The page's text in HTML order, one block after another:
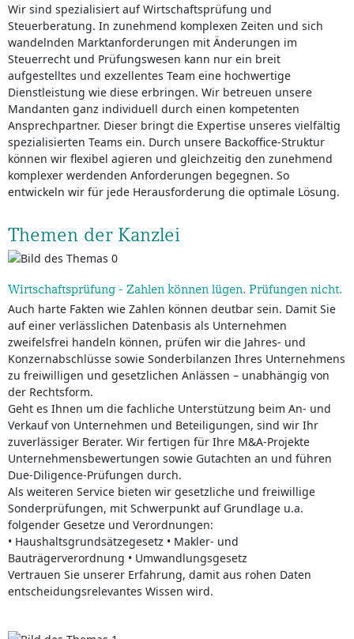
Wir sind spezialisiert auf Wirtschaftsprüfung und
Steuerberatung. In zunehmend komplexen Zeiten und sich
wandelnden Marktanforderungen mit Änderungen im
Steuerrecht und Prüfungswesen kann nur ein breit
aufgestelltes und exzellentes Team eine hochwertige
Dienstleistung wie diese erbringen. Wir betreuen unsere
Mandanten ganz individuell durch einen kompetenten
Ansprechpartner. Dieser bringt die Expertise unseres vielfältig
spezialisierten Teams ein. Durch unsere Backoffice-Struktur
können wir flexibel agieren und gleichzeitig den zunehmend
komplexer werdenden Anforderungen begegnen. So
entwickeln wir für jede Herausforderung die optimale Lösung.
Themen der Kanzlei
Wirtschaftsprüfung - Zahlen können lügen. Prüfungen nicht.
Auch harte Fakten wie Zahlen können deutbar sein. Damit Sie
auf einer verlässlichen Datenbasis als Unternehmen
zweifelsfrei handeln können, prüfen wir die Jahres- und
Konzernabschlüsse sowie Sonderbilanzen Ihres Unternehmens
zu freiwilligen und gesetzlichen Anlässen – unabhängig von
der Rechtsform.
Geht es Ihnen um die fachliche Unterstützung beim An- und
Verkauf von Unternehmen und Beteiligungen, sind wir Ihr
zuverlässiger Berater. Wir fertigen für Ihre M&A-Projekte
Unternehmensbewertungen sowie Gutachten an und führen
Due-Diligence-Prüfungen durch.
Als weiteren Service bieten wir gesetzliche und freiwillige
Sonderprüfungen, mit Schwerpunkt auf Grundlage u.a.
folgender Gesetze und Verordnungen:
• Haushaltsgrundsätzegesetz • Makler- und
Bauträgerverordnung • Umwandlungsgesetz
Vertrauen Sie unserer Erfahrung, damit aus rohen Daten
entscheidungsrelevantes Wissen wird.